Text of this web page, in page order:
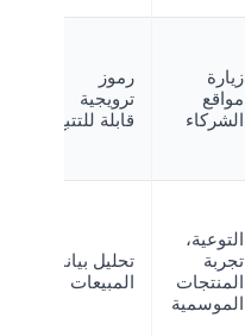
زيارة
مواقع
الشركاء
رموز
ترويجية
قابلة للتتبع
التوعية،
تجربة
المنتجات
الموسمية
تحليل بيانات
المبيعات